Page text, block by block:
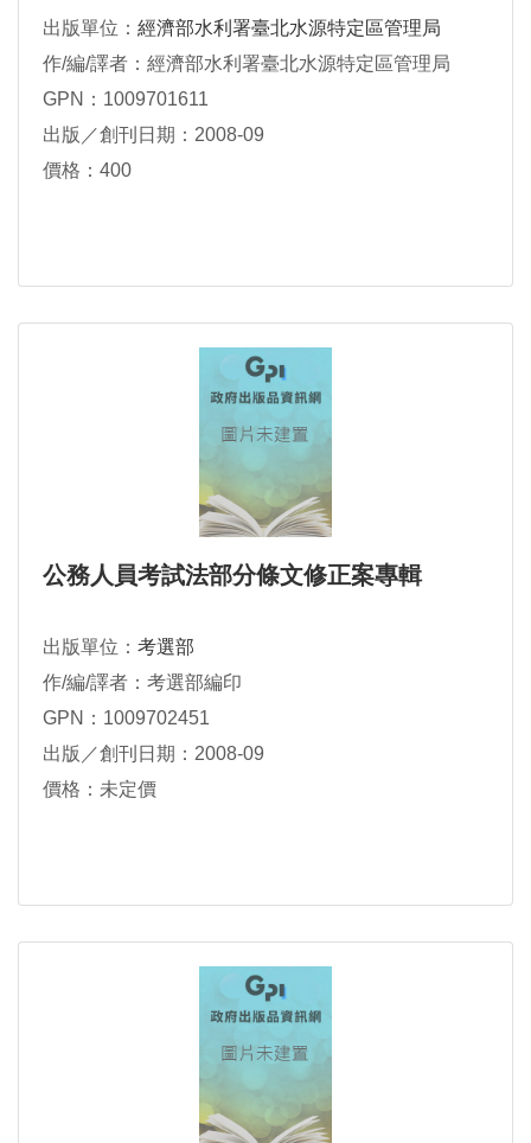
出版單位： 經濟部水利署臺北水源特定區管理局
作/編/譯者：經濟部水利署臺北水源特定區管理局
GPN：1009701611
出版／創刊日期：2008-09
價格：400
公務人員考試法部分條文修正案專輯
出版單位： 考選部
作/編/譯者：考選部編印
GPN：1009702451
出版／創刊日期：2008-09
價格：未定價